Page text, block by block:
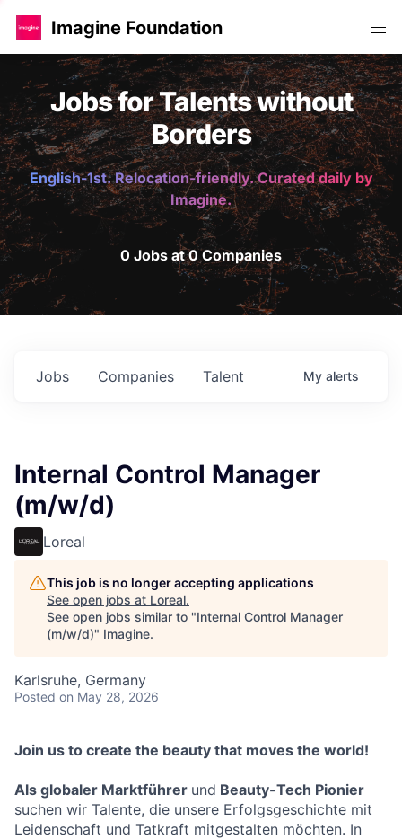
Imagine Foundation
Jobs for Talents without
Borders
English-1st. Relocation-friendly. Curated daily by
Imagine.
0 Jobs at 0 Companies
Jobs Companies Talent My alerts
Internal Control Manager
(m/w/d)
Loreal
This job is no longer accepting applications
See open jobs at Loreal.
See open jobs similar to "Internal Control Manager
(m/w/d)" Imagine.
Karlsruhe, Germany
Posted on May 28, 2026
Join us to create the beauty that moves the world!
Als globaler Marktführer und Beauty-Tech Pionier
suchen wir Talente, die unsere Erfolgsgeschichte mit
Leidenschaft und Tatkraft mitgestalten möchten. In